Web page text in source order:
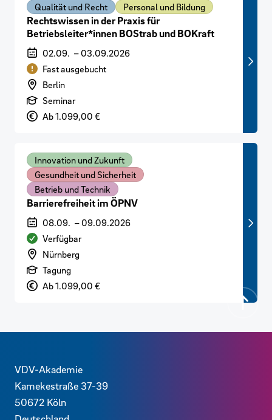
Qualität und Recht Personal und Bildung
Rechtswissen in der Praxis für
Betriebsleiter*innen BOStrab und BOKraft
Veranstaltungszeitraum
02.09. –03.09.2026
Verfügbarkeit
Fast ausgebucht
Veranstaltungsort
Berlin
Art der Veranstaltung
Seminar
PreisAb 1.099,00 €
Innovation und Zukunft
Gesundheit und Sicherheit
Betrieb und Technik
Barrierefreiheit im ÖPNV
Veranstaltungszeitraum
08.09. –09.09.2026
Verfügbarkeit
Verfügbar
Veranstaltungsort
Nürnberg
Art der Veranstaltung
Tagung
PreisAb 1.099,00 €
Kontaktdaten und weitere Links
VDV-Akademie
Kamekestraße 37-39
50672 Köln